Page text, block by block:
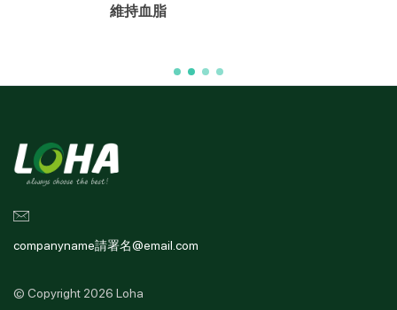
companyname請署名@email.com
© Copyright 2026 Loha